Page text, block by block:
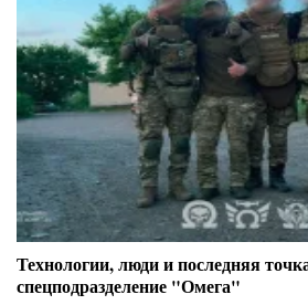
Технологии, люди и последняя
спецподразделение "Омега"